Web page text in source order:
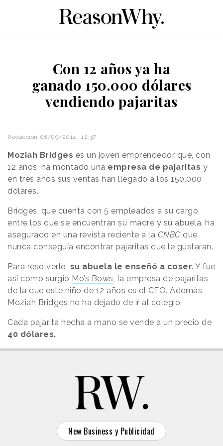
Con 12 años ya ha
ganado 150.000 dólares
vendiendo pajaritas
Redacción 08/09/2014 · 12:37
Moziah Bridges es un joven emprendedor que, con
12 años, ha montado una empresa de pajaritas y
en tres años sus ventas han llegado a los 150.000
dólares.
Bridges, que cuenta con 5 empleados a su cargo,
entre los que se encuentran su madre y su abuela, ha
asegurado en una revista reciente a la CNBC que
nunca conseguía encontrar pajaritas que le gustaran.
Para resolverlo, su abuela le enseñó a coser. Y fue
así como surgió Mo’s Bows , la empresa de pajaritas
de la que este niño de 12 años es el CEO. Además
Moziah Bridges no ha dejado de ir al colegio.
Cada pajarita hecha a mano se vende a un precio de
40 dólares.
New Business y Publicidad